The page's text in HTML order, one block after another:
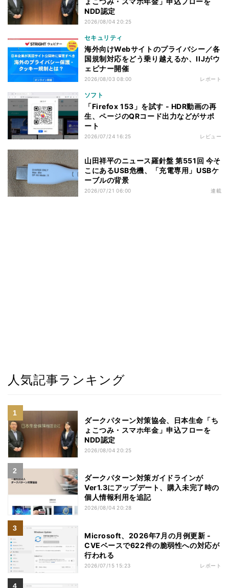
NDD認定
2026/08/04 20:25
セキュリティ
海外向けWebサイトのプライバシー／各
国規制対応をどう乗り越えるか、IIJがウ
ェビナー開催
2026/08/03 08:00 レポート
ソフト
「Firefox 153」を試す - HDR動画の再
生、ページのQRコード出力などがサポ
ート
2026/07/24 16:25 レビュー
山田祥平のニュース羅針盤 第551回 今そ
こにあるUSB危機、「充電専用」USBケ
ーブルの背景
2026/07/21 06:00 連載
人気記事ランキング
ダークパターン対策協会、日本生命「ち
ょこつみ・スマホ年金」申込フローを
NDD認定
2026/08/04 20:25
ダークパターン対策ガイドラインが
Ver1.3にアップデート、購入未完了時の
個人情報利用を追記
2026/08/04 20:28
Microsoft、2026年7月の月例更新 -
CVEベースで622件の脆弱性への対応が
行われる
2026/07/15 15:23 レポート